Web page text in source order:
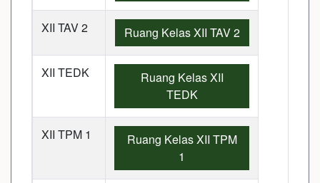
XII TAV 2 Ruang Kelas XII TAV 2
XII TEDK
Ruang Kelas XII
TEDK
XII TPM 1
Ruang Kelas XII TPM
1